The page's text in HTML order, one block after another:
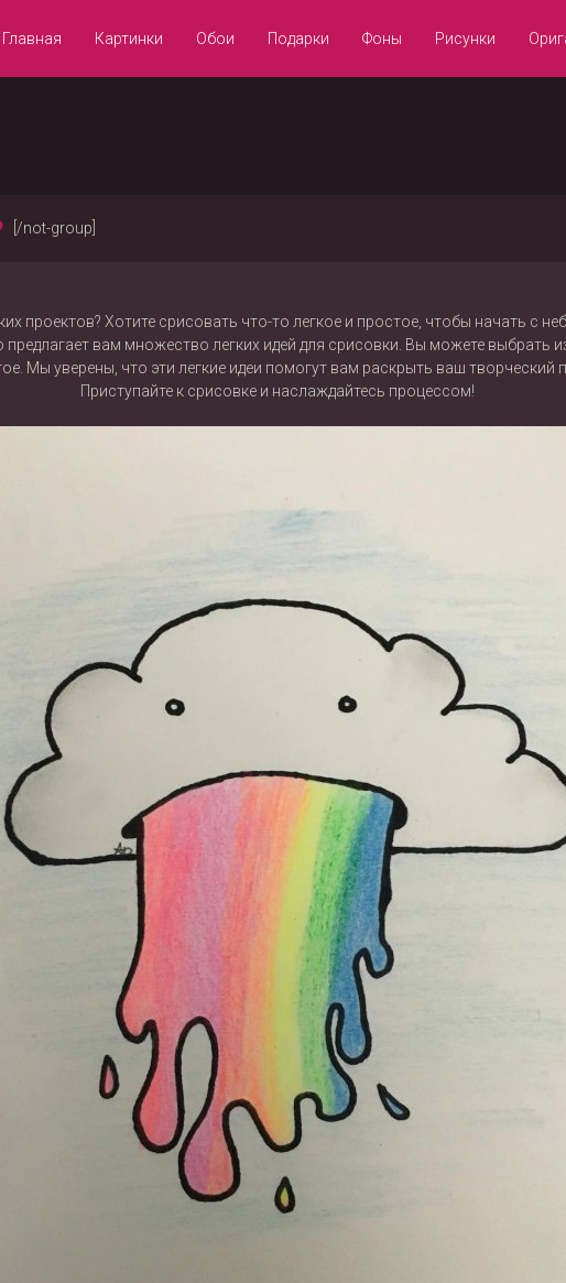
Главная Картинки Обои Подарки Фоны Рисунки
[/not-group]
проектов? Хотите срисовать что-то легкое и простое, чтобы начать с
вам множество легких идей для срисовки. Вы можете выбрать
Мы уверены, что эти легкие идеи помогут вам раскрыть ваш творческий
Приступайте к срисовке и наслаждайтесь процессом!